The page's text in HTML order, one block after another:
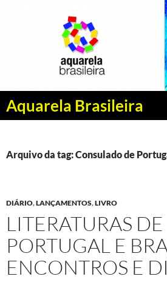
Aquarela Brasileira
Pesquisar
PULAR
CONTEÚDO
Arquivo da tag: Consulado de
DIÁRIO,LANÇAMENTOS,LIVRO
LITERATURAS DE
PORTUGAL E
ENCONTROS E